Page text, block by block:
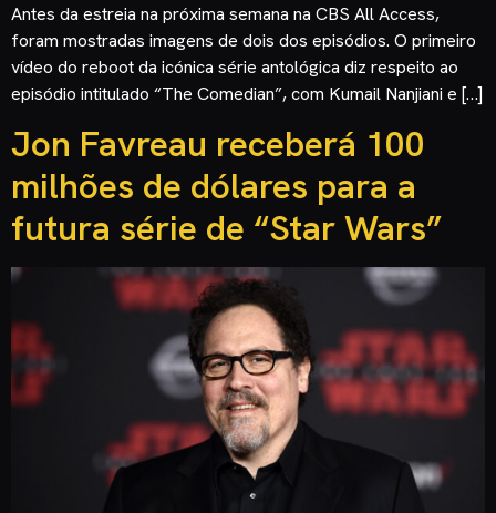
Antes da estreia na próxima semana na CBS All Access,
foram mostradas imagens de dois dos episódios. O primeiro
vídeo do reboot da icónica série antológica diz respeito ao
episódio intitulado “The Comedian”, com Kumail Nanjiani e […]
Jon Favreau receberá 100
milhões de dólares para a
futura série de “Star Wars”